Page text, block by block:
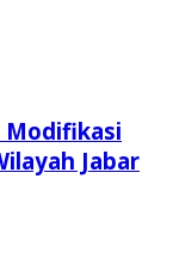
Modifikasi
Jabar